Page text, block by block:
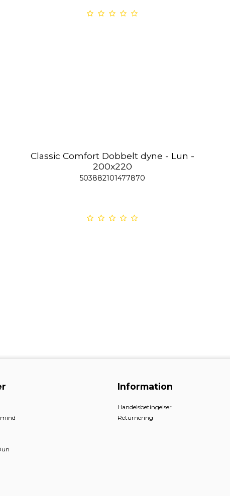
Classic Comfort Dobbelt dyne - Lun -
200x220
503882101477870
Information
Handelsbetingelser
Returnering